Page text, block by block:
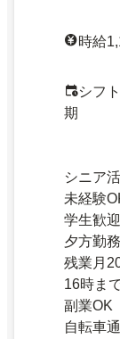
時給
シフ
期
シニア
未経験
学生歓迎
夕方勤務
残業月
16時ま
副業OK
自転車